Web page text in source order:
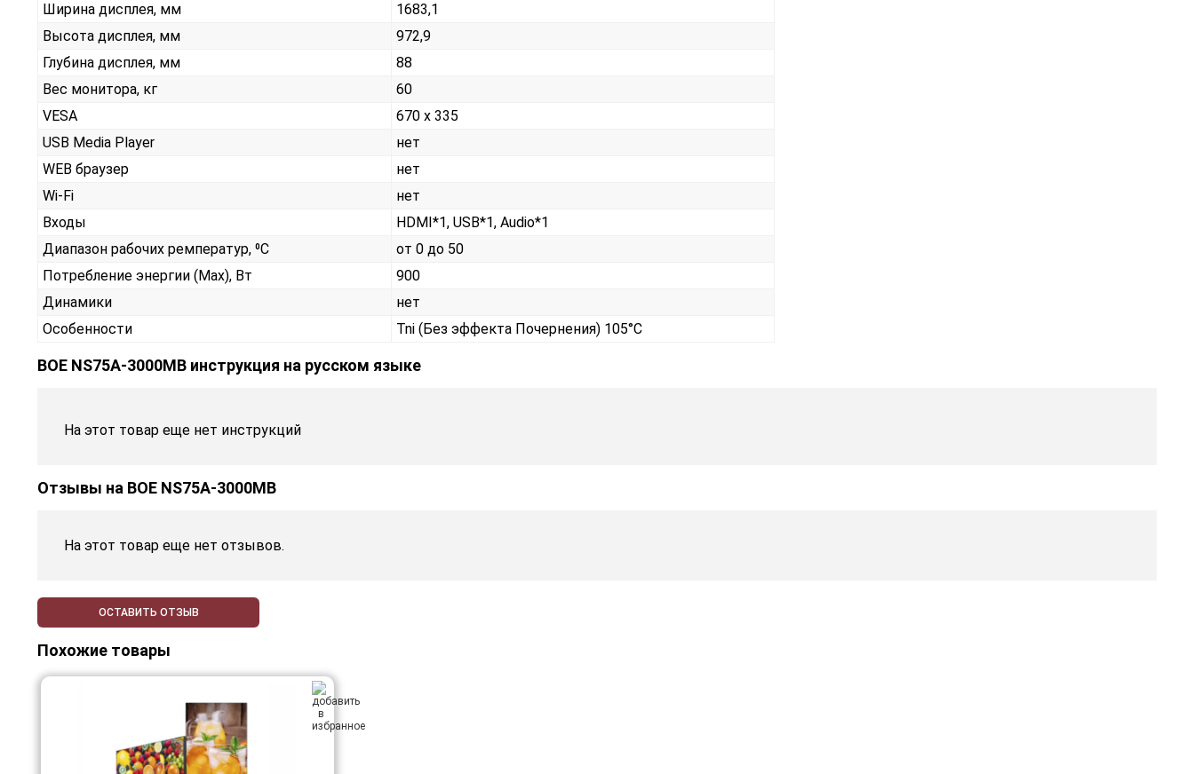
Ширина дисплея, мм
1683,1
Высота дисплея, мм
972,9
Глубина дисплея, мм
88
Вес монитора, кг
60
VESA
670 х 335
USB Media Player
нет
WEB браузер
нет
Wi-Fi
нет
Входы
HDMI*1, USB*1, Audio*1
Диапазон рабочих ремператур, ⁰С
от 0 до 50
Потребление энергии (Max), Вт
900
Динамики
нет
Особенности
Tni (Без эффекта Почернения) 105°C
BOE NS75A-3000MB инструкция на русском языке
На этот товар еще нет инструкций
Отзывы на BOE NS75A-3000MB
На этот товар еще нет отзывов.
ОСТАВИТЬ ОТЗЫВ
Похожие товары